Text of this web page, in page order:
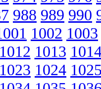
988 989 990
1002 1003
1012 1013
1023 1024